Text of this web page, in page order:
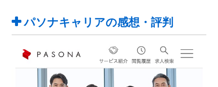
パソナキャリアの感想・評判